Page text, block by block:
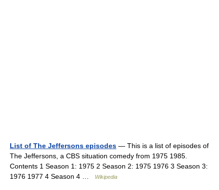
List of The Jeffersons episodes — This is a list of episodes of
The Jeffersons, a CBS situation comedy from 1975 1985.
Contents 1 Season 1: 1975 2 Season 2: 1975 1976 3 Season 3:
1976 1977 4 Season 4 …
Wikipedia